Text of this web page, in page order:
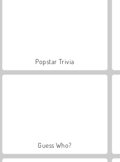
Popstar Trivia
Guess Who?